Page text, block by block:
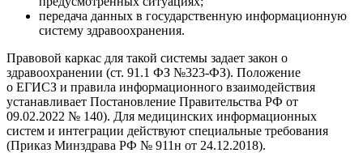
передача данных в государственную информационную
систему здравоохранения.
Правовой каркас для такой системы задает закон о
здравоохранении (ст. 91.1 ФЗ №323‑ФЗ). Положение
о ЕГИСЗ и правила информационного взаимодействия
устанавливает Постановление Правительства РФ от
09.02.2022 № 140). Для медицинских информационных
систем и интеграции действуют специальные требования
(Приказ Минздрава РФ № 911н от 24.12.2018).